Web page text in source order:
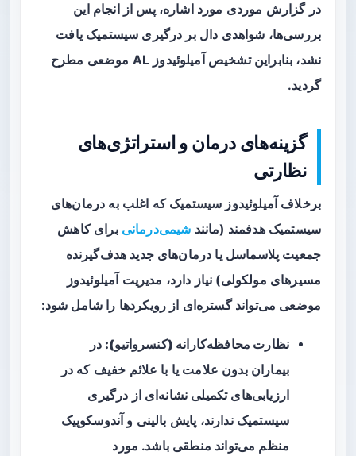
در گزارش موردی مورد اشاره، پس از انجام این
بررسی‌ها، شواهدی دال بر درگیری سیستمیک یافت
نشد، بنابراین تشخیص آمیلوئیدوز AL موضعی مطرح
گردید.
گزینه‌های درمان و استراتژی‌های
نظارتی
برخلاف آمیلوئیدوز سیستمیک که اغلب به درمان‌های
سیستمیک هدفمند (مانند شیمی‌درمانی برای کاهش
جمعیت پلاسماسل یا درمان‌های جدید هدف‌گیرنده
مسیرهای مولکولی) نیاز دارد، مدیریت آمیلوئیدوز
موضعی می‌تواند گستره‌ای از رویکردها را شامل شود:
نظارت محافظه‌کارانه (کنسرواتیو): در
بیماران بدون علامت یا با علائم خفیف که در
ارزیابی‌های تکمیلی نشانه‌ای از درگیری
سیستمیک ندارند، پایش بالینی و آندوسکوپیک
منظم می‌تواند منطقی باشد. مورد